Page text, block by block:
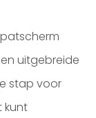
uitgebreide
stap voor
kunt